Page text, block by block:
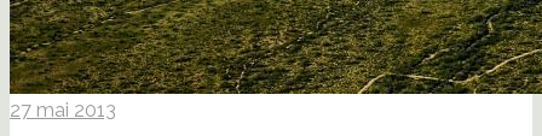
27 mai 2013